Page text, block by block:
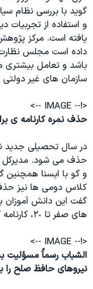
گويد با بررسی نظام
و استفاده از تجربيات
يافته است. مرکز
داده است مجلس نظارت
باشد و تعامل بيشتری
سازمان های غير
<!-- IMAGE -->
حذف نمره کارنامه ی
در سال تحصيلی جديد
حذف می شود. مديرکل
کلاس دومی ها نيز
گفت اين دانش آموزان
های صفر تا ٢٠، كارنامه كيفی دريافت خواهند کرد.
<!-- IMAGE -->
الشباب رسمآً مسؤليت
نيروهای حافظ صلح را